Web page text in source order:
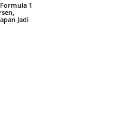
1
Jadi